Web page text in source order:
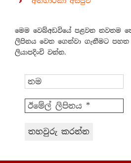
මෙම වෙබ්අඩවියේ පළවන නවතම
ලිපිනය වෙත ගෙන්වා ගැනීමට පහත
ලියාපදිංචි වන්න.